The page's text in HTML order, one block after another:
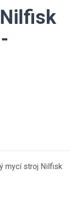
mycí stroj Nilfisk